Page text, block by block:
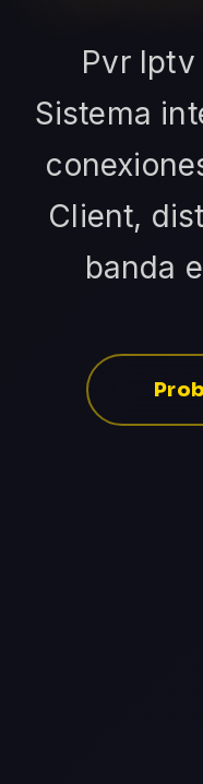
Pvr
Sistema
Client,
banda